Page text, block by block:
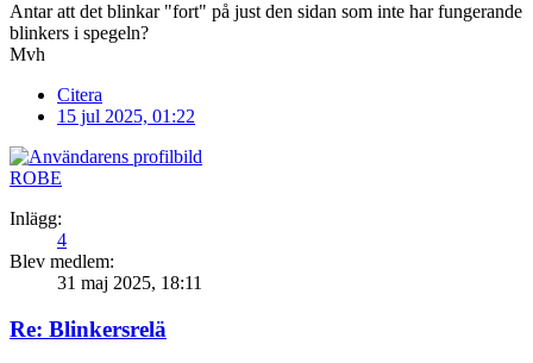
Antar att det blinkar "fort" på just den sidan som inte har fungerande
blinkers i spegeln?
Mvh
Citera
15 jul 2025, 01:22
ROBE
Inlägg:
4
Blev medlem:
31 maj 2025, 18:11
Re: Blinkersrelä